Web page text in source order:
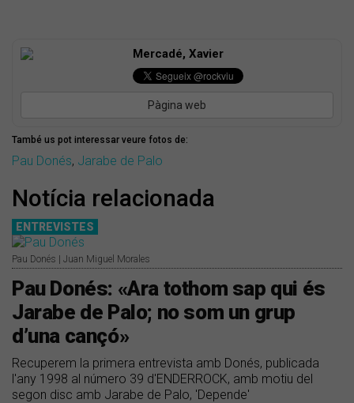
Mercadé, Xavier
Pàgina web
També us pot interessar veure fotos de:
Pau Donés, Jarabe de Palo
Notícia relacionada
ENTREVISTES
Pau Donés | Juan Miguel Morales
Pau Donés: «Ara tothom sap qui és
Jarabe de Palo; no som un grup
d’una cançó»
Recuperem la primera entrevista amb Donés, publicada
l'any 1998 al número 39 d'ENDERROCK, amb motiu del
segon disc amb Jarabe de Palo, 'Depende'